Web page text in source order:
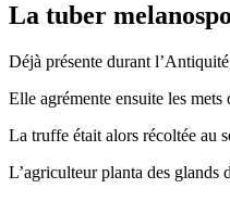
La tuber
Déjà présente durant
Elle agrémente ensuite les
La truffe était alors récoltée au
L’agriculteur planta des glands